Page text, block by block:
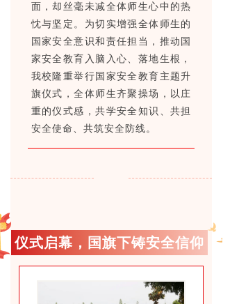
面，却丝毫未减全体师生心中的热
忱与坚定。为切实增强全体师生的
国家安全意识和责任担当，推动国
家安全教育入脑入心、落地生根，
我校隆重举行国家安全教育主题升
旗仪式，全体师生齐聚操场，以庄
重的仪式感，共学安全知识、共担
安全使命、共筑安全防线。
仪式启幕，国旗下铸安全信仰